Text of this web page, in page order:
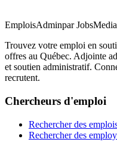
EmploisAdminpar JobsMedia
Trouvez votre emploi en
offres au Québec. Adjointe
et soutien administratif.
recrutent.
Chercheurs d'emploi
Rechercher des
Rechercher des